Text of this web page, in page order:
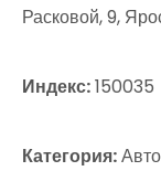
Расковой, 9,
Индекс:150035
Категория: